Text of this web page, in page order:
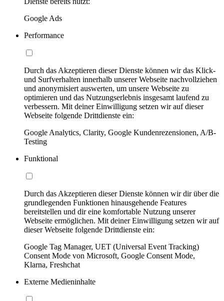
Google Ads
Performance
Durch das Akzeptieren dieser Dienste können wir das Klick-
und Surfverhalten innerhalb unserer Webseite nachvollziehen
und anonymisiert auswerten, um unsere Webseite zu
optimieren und das Nutzungserlebnis insgesamt laufend zu
verbessern. Mit deiner Einwilligung setzen wir auf dieser
Webseite folgende Drittdienste ein:
Google Analytics, Clarity, Google Kundenrezensionen, A/B-
Testing
Funktional
Durch das Akzeptieren dieser Dienste können wir dir über die
grundlegenden Funktionen hinausgehende Features
bereitstellen und dir eine komfortable Nutzung unserer
Webseite ermöglichen. Mit deiner Einwilligung setzen wir auf
dieser Webseite folgende Drittdienste ein:
Google Tag Manager, UET (Universal Event Tracking)
Consent Mode von Microsoft, Google Consent Mode,
Klarna, Freshchat
Externe Medieninhalte